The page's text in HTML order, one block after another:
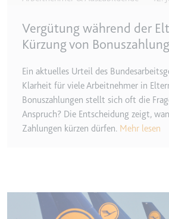
Typ:
HTTP-Cookie
_gcl_au
Anbieter:
smartlaw.de
Zweck:
Wird verwendet, um
der
zu messen, indem
Ablauf:
3 Monate
Typ:
HTTP-Cookie
Vergütung während der
Kürzung von
Ein aktuelles Urteil des
Klarheit für viele Arbeitnehmer in
Bonuszahlungen stellt sich oft die
Anspruch? Die Entscheidung zeigt,
Zahlungen kürzen dürfen. Mehr lesen